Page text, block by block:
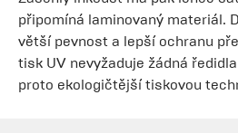
připomíná laminovaný materiál.
větší pevnost a lepší ochranu
tisk UV nevyžaduje žádná
proto ekologičtější tiskovou